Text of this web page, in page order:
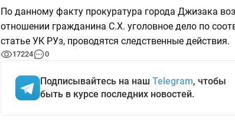
По данному факту прокуратура города Джизака
отношении гражданина С.Х. уголовное дело по
статье УК РУз, проводятся следственные действия.
17224 0
Подписывайтесь на наш Telegram, чтобы
быть в курсе последних новостей.